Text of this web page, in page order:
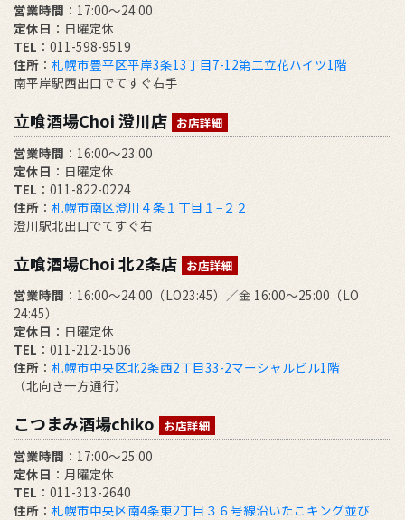
営業時間 ：17:00～24:00
定休日 ：日曜定休
TEL ：011-598-9519
住所 ： 札幌市豊平区平岸3条13丁目7-12第二立花ハイツ1階
南平岸駅西出口でてすぐ右手
立喰酒場Choi 澄川店 お店詳細
営業時間 ：16:00～23:00
定休日 ：日曜定休
TEL ：011-822-0224
住所 ： 札幌市南区澄川４条１丁目１−２２
澄川駅北出口でてすぐ右
立喰酒場Choi 北2条店 お店詳細
営業時間 ：16:00～24:00（LO23:45）／金 16:00～25:00（LO
24:45）
定休日 ：日曜定休
TEL ：011-212-1506
住所 ： 札幌市中央区北2条西2丁目33-2マーシャルビル1階
（北向き一方通行）
こつまみ酒場chiko お店詳細
営業時間 ：17:00～25:00
定休日 ：月曜定休
TEL ：011-313-2640
住所 ： 札幌市中央区南4条東2丁目３６号線沿いたこキング並び